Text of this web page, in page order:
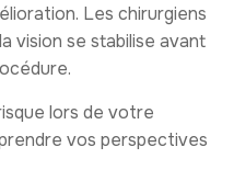
Les chirurgiens
vision se stabilise avant
lors de votre
vos perspectives